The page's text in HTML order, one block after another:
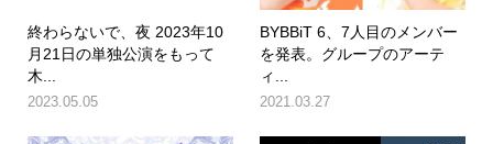
終わらないで、夜 2023年10
月21日の単独公演をもって
木...
2023.05.05
BYBBiT 6、7人目のメンバー
を発表。グループのアーテ
ィ...
2021.03.27